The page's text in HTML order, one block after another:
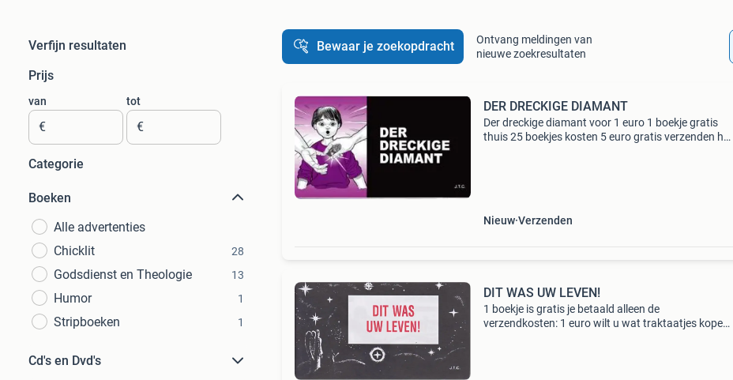
Verfijn resultaten
Prijs
van
€
tot
€
Categorie
Boeken
Alle advertenties
Chicklit
28
Godsdienst en Theologie 13
Humor 1
Stripboeken 1
Cd's en Dvd's
Bewaar je zoekopdracht
Ontvang meldingen van
nieuwe zoekresultaten
DER DRECKIGE DIAMANT
Der dreckige diamant voor 1 euro 1 boekje gratis
thuis 25 boekjes kosten 5 euro gratis verzenden het
Nieuw Verzenden
DIT WAS UW LEVEN!
1 boekje is gratis je betaald alleen de
verzendkosten: 1 euro wilt u wat traktaatjes kopen